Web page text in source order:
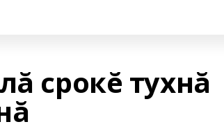
срокĕ тухнă